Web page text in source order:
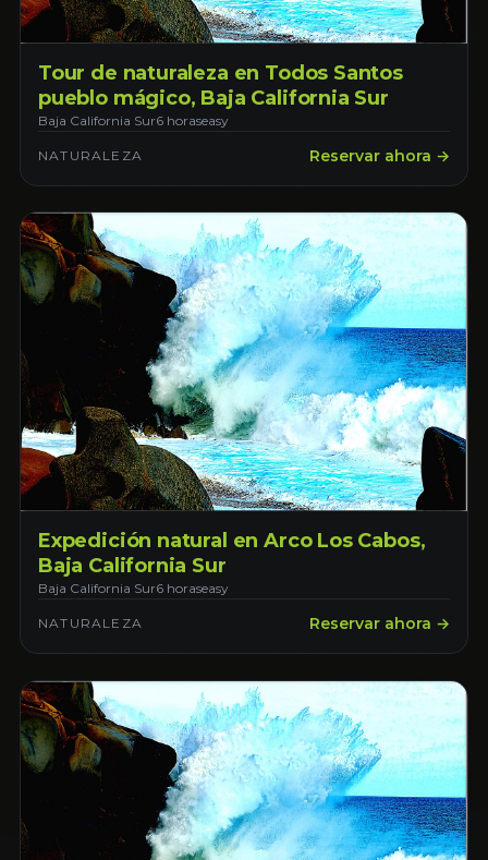
Tour de naturaleza en Todos Santos
pueblo mágico, Baja California Sur
Baja California Sur6 horaseasy
NATURALEZA Reservar ahora →
Expedición natural en Arco Los Cabos,
Baja California Sur
Baja California Sur6 horaseasy
NATURALEZA Reservar ahora →